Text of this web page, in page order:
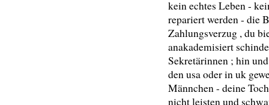
kein echtes Leben -
repariert werden - die
Zahlungsverzug , du
anakademisiert
Sekretärinnen ; hin
den usa oder in uk
Männchen - deine
nicht leisten und